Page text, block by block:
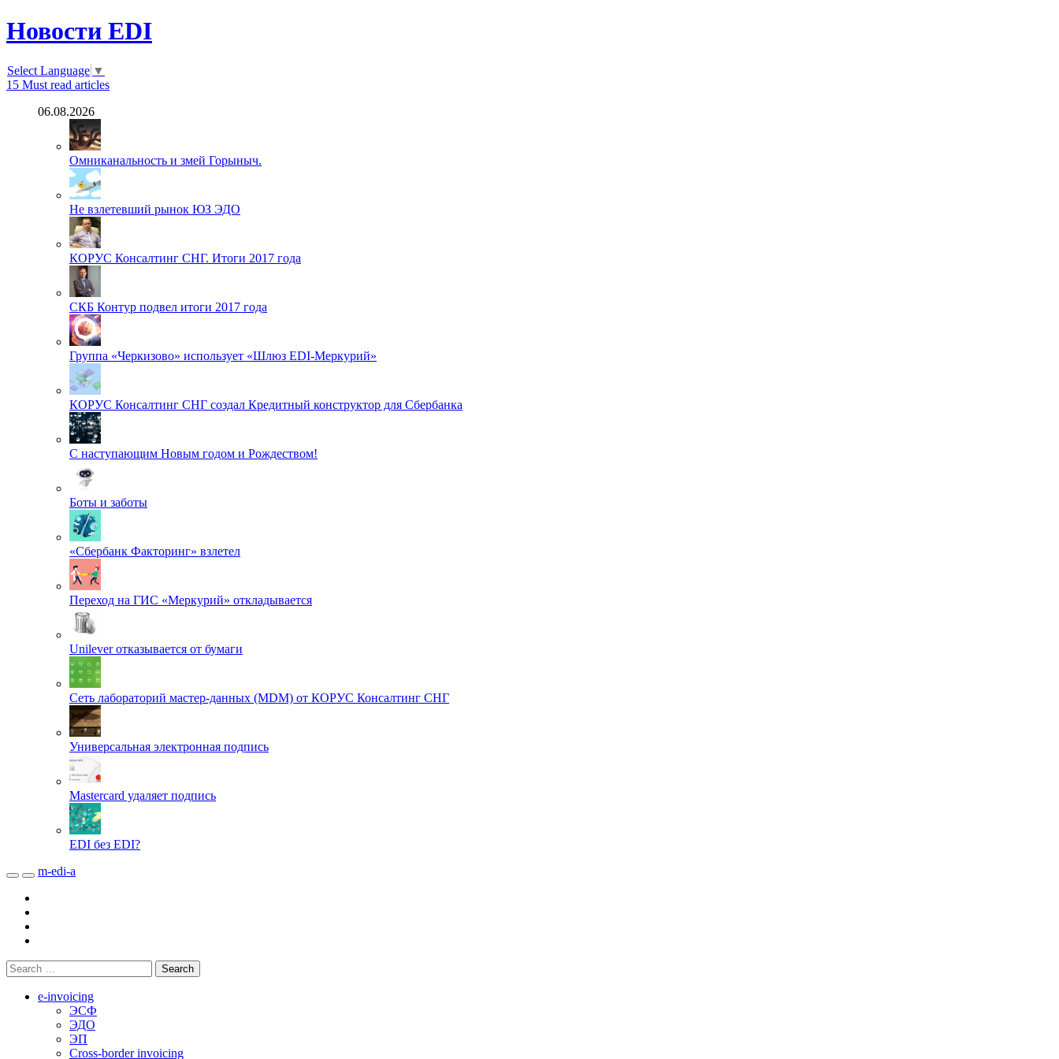
Новости EDI
Select Language ▼
15 Must read articles
06.08.2026
Омниканальность и змей Горыныч.
Не взлетевший рынок ЮЗ ЭДО
КОРУС Консалтинг СНГ. Итоги 2017 года
СКБ Контур подвел итоги 2017 года
Группа «Черкизово» использует «Шлюз EDI-Меркурий»
КОРУС Консалтинг СНГ создал Кредитный конструктор для Сбербанка
С наступающим Новым годом и Рождеством!
Боты и заботы
«Сбербанк Факторинг» взлетел
Переход на ГИС «Меркурий» откладывается
Unilever отказывается от бумаги
Сеть лабораторий мастер-данных (MDM) от КОРУС Консалтинг СНГ
Универсальная электронная подпись
Mastercard удаляет подпись
EDI без EDI?
m-edi-a
e-invoicing
ЭСФ
ЭДО
ЭП
Cross-border invoicing